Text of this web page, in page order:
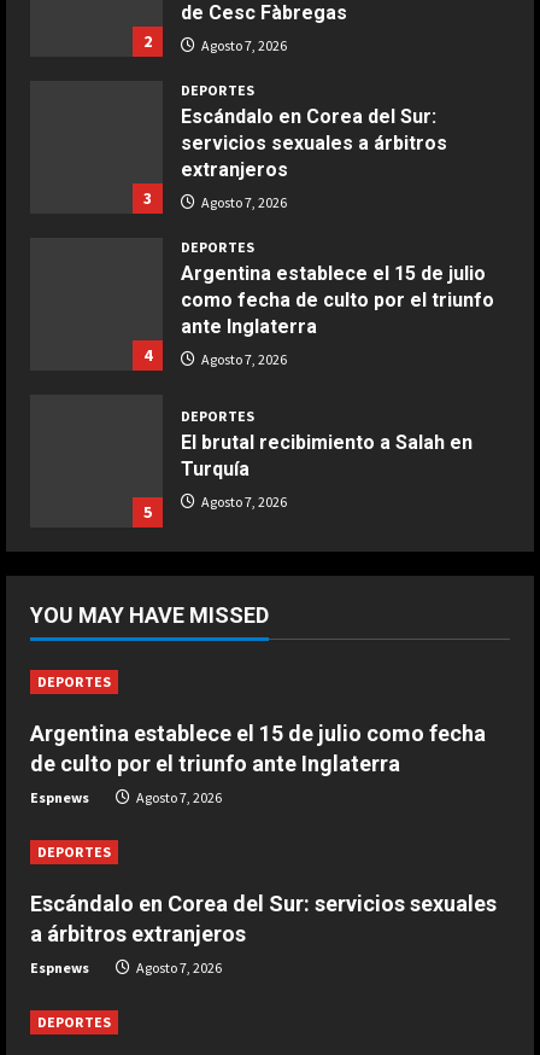
Ensalada de espinacas deliciosa
COCINA
Boquerones fritos en freidora de
aire
COCINA
Buñuelos de alcachofas
5
COCINA
Ternera guisada con senderuelas
2
de Cesc Fàbregas
Agosto 7, 2026
3
DEPORTES
Escándalo en Corea del Sur:
servicios sexuales a árbitros
extranjeros
Agosto 7, 2026
4
DEPORTES
Argentina establece el 15 de julio
como fecha de culto por el triunfo
ante Inglaterra
Agosto 7, 2026
5
DEPORTES
El brutal recibimiento a Salah en
Turquía
Agosto 7, 2026
Riqui Puig, a un paso
Agosto 7, 2026
Enamoró y llevó al Girona a
Champions y ahora se va al Como
de Cesc Fàbregas
3
Escándalo en Corea del Sur:
servicios sexuales a árbitros
extranjeros
YOU MAY HAVE MISSED
DEPORTES
Argentina establece el 15 de julio como fecha
de culto por el triunfo ante Inglaterra
Espnews Agosto 7, 2026
DEPORTES
Escándalo en Corea del Sur: servicios sexuales
a árbitros extranjeros
Espnews Agosto 7, 2026
DEPORTES